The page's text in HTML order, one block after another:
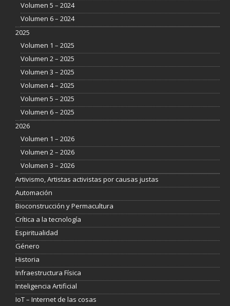
Volumen 5 – 2024
Volumen 6 – 2024
2025
Volumen 1 – 2025
Volumen 2 – 2025
Volumen 3 – 2025
Volumen 4 – 2025
Volumen 5 – 2025
Volumen 6 – 2025
2026
Volumen 1 – 2026
Volumen 2 – 2026
Volumen 3 – 2026
Artivismo, Artistas activistas por causas justas
Automación
Bioconstrucción y Permacultura
Crítica a la tecnología
Espiritualidad
Género
Historia
Infraestructura Física
Inteligencia Artificial
IoT – Internet de las cosas